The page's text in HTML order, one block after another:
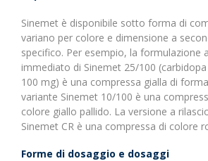
Sinemet è disponibile sotto forma di
variano per colore e dimensione a
specifico. Per esempio, la formulazione
immediato di Sinemet 25/100
100 mg) è una compressa gialla di
variante Sinemet 10/100 è una
colore giallo pallido. La versione a
Sinemet CR è una compressa di colore
Forme di dosaggio e dosaggi